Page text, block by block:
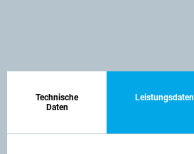
Technische
Daten
Leistungsdaten